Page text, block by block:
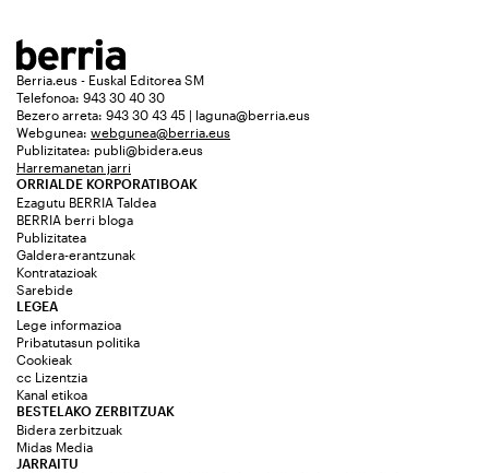
Berria.eus - Euskal Editorea SM
Telefonoa: 943 30 40 30
Bezero arreta: 943 30 43 45 | laguna@berria.eus
Webgunea: webgunea@berria.eus
Publizitatea: publi@bidera.eus
Harremanetan jarri
ORRIALDE KORPORATIBOAK
Ezagutu BERRIA Taldea
BERRIA berri bloga
Publizitatea
Galdera-erantzunak
Kontratazioak
Sarebide
JARRAITU
LEGEA
Lege informazioa
Pribatutasun politika
Cookieak
cc Lizentzia
Kanal etikoa
BESTELAKO ZERBITZUAK
Bidera zerbitzuak
Midas Media